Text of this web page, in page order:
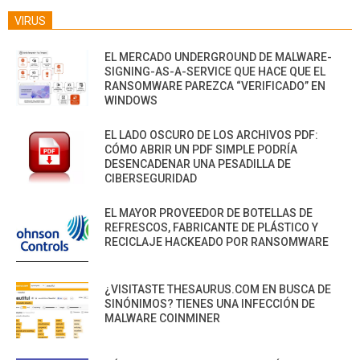
VIRUS
EL MERCADO UNDERGROUND DE MALWARE-
SIGNING-AS-A-SERVICE QUE HACE QUE EL
RANSOMWARE PAREZCA “VERIFICADO” EN
WINDOWS
EL LADO OSCURO DE LOS ARCHIVOS PDF:
CÓMO ABRIR UN PDF SIMPLE PODRÍA
DESENCADENAR UNA PESADILLA DE
CIBERSEGURIDAD
EL MAYOR PROVEEDOR DE BOTELLAS DE
REFRESCOS, FABRICANTE DE PLÁSTICO Y
RECICLAJE HACKEADO POR RANSOMWARE
¿VISITASTE THESAURUS.COM EN BUSCA DE
SINÓNIMOS? TIENES UNA INFECCIÓN DE
MALWARE COINMINER